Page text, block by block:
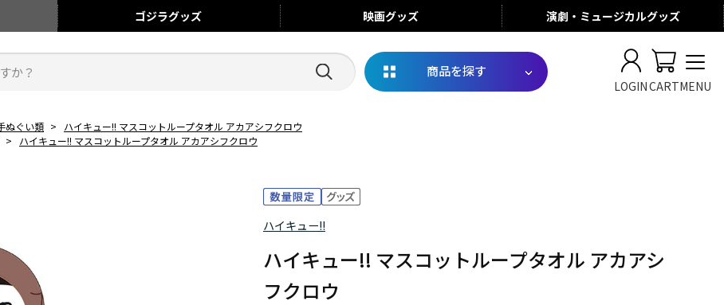
ゴジラグッズ 映画グッズ 演劇・ミュージカルグッズ
商品を探す
LOGINCARTMENU
ぬぐい類 >
ハイキュー!! マスコットループタオル アカアシフクロウ
> ハイキュー!! マスコットループタオル アカアシフクロウ
ハイキュー!!
ハイキュー!! マスコットループタオル アカアシ
フクロウ